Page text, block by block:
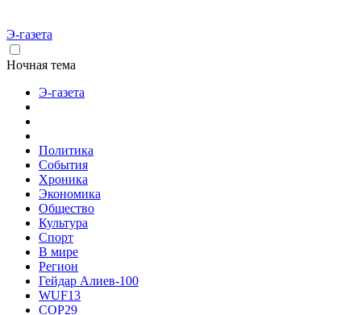
Э-газета
Ночная тема
Э-газета
Политика
События
Хроника
Экономика
Общество
Культура
Спорт
В мире
Регион
Гейдар Алиев-100
WUF13
COP29